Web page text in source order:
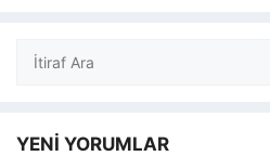
Ara
YENİ YORUMLAR